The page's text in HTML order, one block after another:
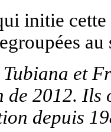
initie cette
et
de 2012. Ils
depuis